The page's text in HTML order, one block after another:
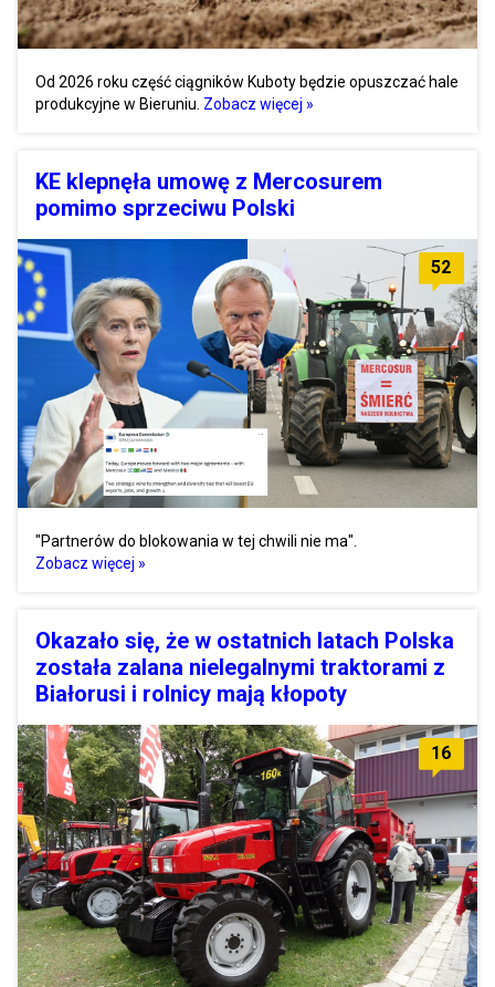
Od 2026 roku część ciągników Kuboty będzie opuszczać hale
produkcyjne w Bieruniu. Zobacz więcej »
KE klepnęła umowę z Mercosurem
pomimo sprzeciwu Polski
52
"Partnerów do blokowania w tej chwili nie ma".
Zobacz więcej »
Okazało się, że w ostatnich latach Polska
została zalana nielegalnymi traktorami z
Białorusi i rolnicy mają kłopoty
16